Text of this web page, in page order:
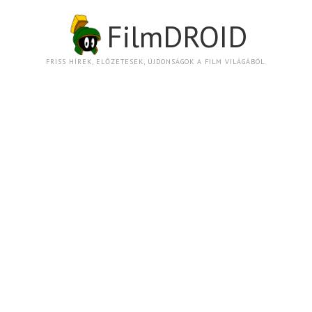
FilmDROID
FRISS HÍREK, ELŐZETESEK, ÚJDONSÁGOK A FILM VILÁGÁBÓL.